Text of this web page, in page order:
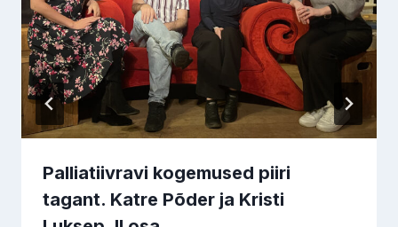
Palliatiivravi kogemused piiri
tagant. Katre Põder ja Kristi